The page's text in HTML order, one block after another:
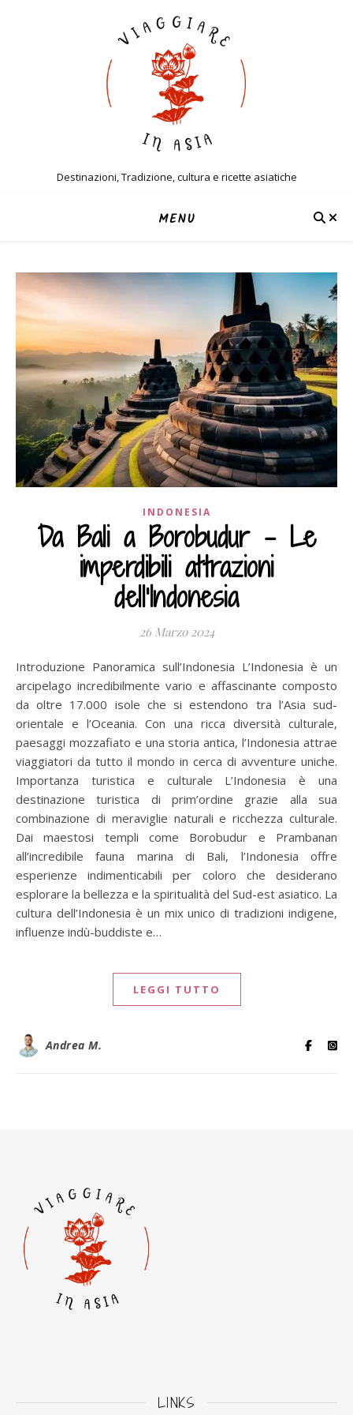
Destinazioni, Tradizione, cultura e ricette asiatiche
MENU
INDONESIA
Da Bali a Borobudur – Le
imperdibili attrazioni
dell'Indonesia
26 Marzo 2024
Introduzione Panoramica sull’Indonesia L’Indonesia è un
arcipelago incredibilmente vario e affascinante composto
da oltre 17.000 isole che si estendono tra l’Asia sud-
orientale e l’Oceania. Con una ricca diversità culturale,
paesaggi mozzafiato e una storia antica, l’Indonesia attrae
viaggiatori da tutto il mondo in cerca di avventure uniche.
Importanza turistica e culturale L’Indonesia è una
destinazione turistica di prim’ordine grazie alla sua
combinazione di meraviglie naturali e ricchezza culturale.
Dai maestosi templi come Borobudur e Prambanan
all’incredibile fauna marina di Bali, l’Indonesia offre
esperienze indimenticabili per coloro che desiderano
esplorare la bellezza e la spiritualità del Sud-est asiatico. La
cultura dell’Indonesia è un mix unico di tradizioni indigene,
influenze indù-buddiste e…
LEGGI TUTTO
Andrea M.
LINKS